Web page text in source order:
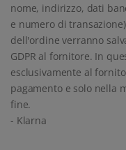
nome, indirizzo, dati
e numero di
dell'ordine verranno
GDPR al fornitore. In
esclusivamente al
pagamento e solo nella
fine.
- Klarna